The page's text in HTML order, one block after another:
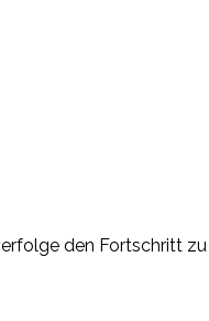
den Fortschritt